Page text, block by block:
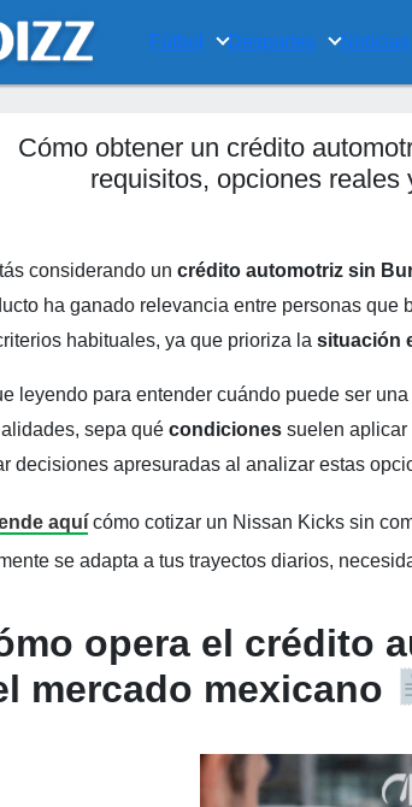
Fútbol Desportes Noticias
Cómo obtener un crédito
requisitos, opciones
considerando un crédito automotriz sin
ha ganado relevancia entre personas que
habituales, ya que prioriza la situación
leyendo para entender cuándo puede ser
sepa qué condiciones suelen aplicar
decisiones apresuradas al analizar estas
aquí cómo cotizar un Nissan Kicks sin
se adapta a tus trayectos diarios,
opera el crédito
mercado mexicano